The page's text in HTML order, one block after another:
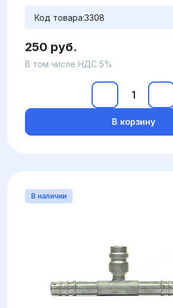
Код товара:3308
250 руб.
В том числе НДС 5%
В корзину
В наличии